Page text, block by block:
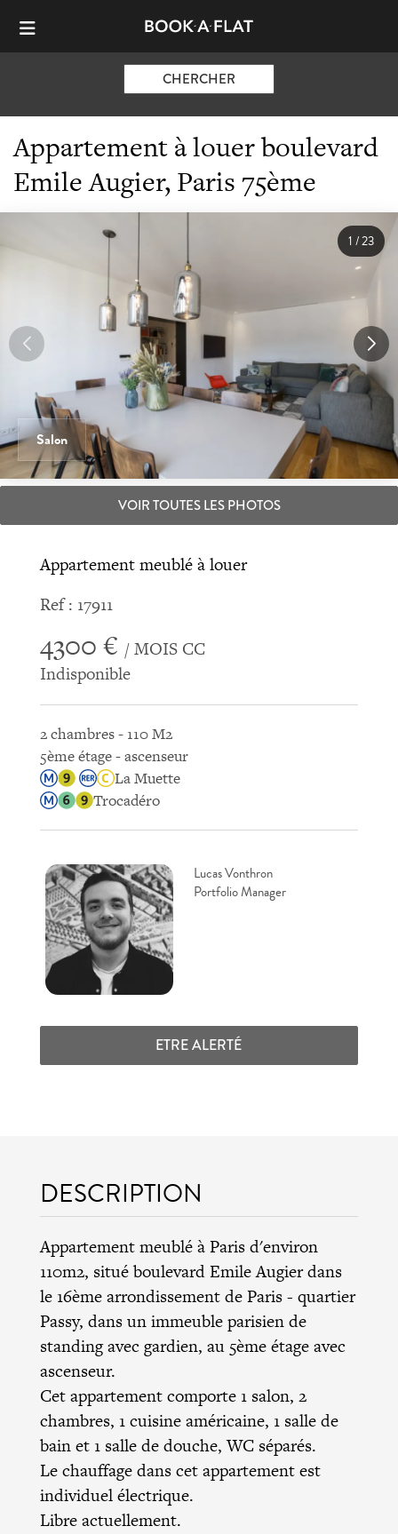
CHERCHER
Appartement à louer boulevard
Emile Augier, Paris 75ème
Salon
1 /23
VOIR TOUTES LES PHOTOS
Appartement meublé à louer
Ref : 17911
4300 € / MOIS CC
Indisponible
2 chambres - 110 M2
5ème étage - ascenseur
La Muette
Trocadéro
Lucas Vonthron
Portfolio Manager
ETRE ALERTÉ
DESCRIPTION
Appartement meublé à Paris d'environ
110m2, situé boulevard Emile Augier dans
le 16ème arrondissement de Paris- quartier
Passy, dans un immeuble parisien de
standing avec gardien, au 5ème étage avec
ascenseur.
Cet appartement comporte 1 salon, 2
chambres, 1 cuisine américaine, 1 salle de
bain et 1 salle de douche, WC séparés.
Le chauffage dans cet appartement est
individuel électrique.
Libre actuellement.